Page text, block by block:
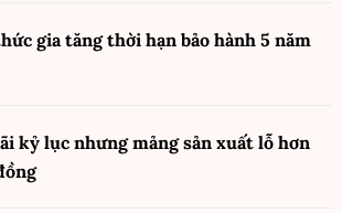
gia tăng thời hạn bảo hành 5 năm
kỷ lục nhưng mảng sản xuất lỗ hơn